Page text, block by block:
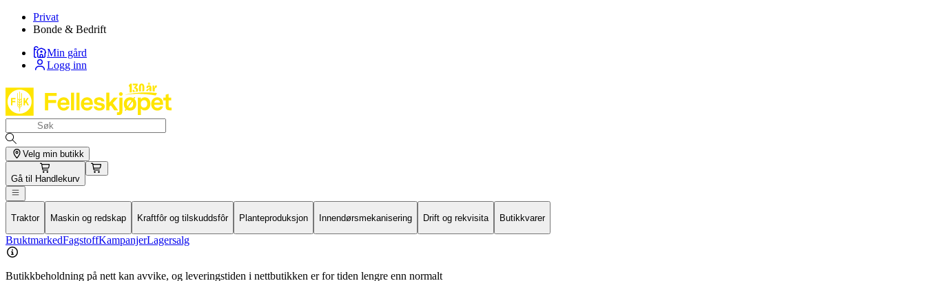
Privat
Bonde & Bedrift
Min gård
Logg inn
Velg min butikk
Gå til Handlekurv
Traktor Maskin og redskap Kraftfôr og tilskuddsfôr Planteproduksjon Innendørsmekanisering Drift og rekvisita Butikkvarer
BruktmarkedFagstoffKampanjerLagersalg
Butikkbeholdning på nett kan avvike, og leveringstiden i nettbutikken er for tiden lengre enn normalt